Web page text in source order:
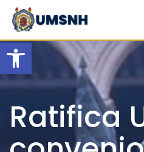
Open toolbar
Skip
content
Ratifica